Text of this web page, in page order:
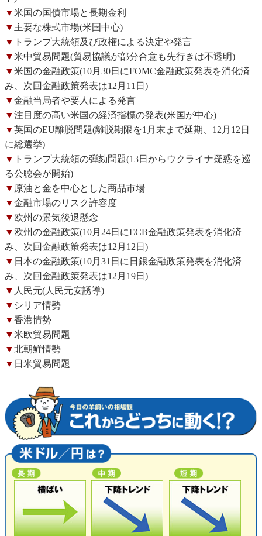
▼米国の国債市場と長期金利
▼ 主要な株式市場(米国中心)
▼ トランプ大統領及び政権による決定や発言
▼米中貿易問題(貿易協議が部分合意も先行きは不透明)
▼米国の金融政策(10月30日にFOMC金融政策発表を消化済
み、次回金融政策発表は12月11日)
▼金融当局者や要人による発言
▼注目度の高い米国の経済指標の発表(米国が中心)
▼英国のEU離脱問題(離脱期限を1月末まで延期、12月12日
に総選挙)
▼ トランプ大統領の弾劾問題(13日からウクライナ疑惑を巡
る公聴会が開始)
▼ 原油と金を中心とした商品市場
▼金融市場のリスク許容度
▼ 欧州の景気後退懸念
▼ 欧州の金融政策(10月24日にECB金融政策発表を消化済
み、次回金融政策発表は12月12日)
▼ 日本の金融政策(10月31日に日銀金融政策発表を消化済
み、次回金融政策発表は12月19日)
▼ 人民元(人民元安誘導)
▼ シリア情勢
▼香港情勢
▼米欧貿易問題
▼北朝鮮情勢
▼ 日米貿易問題